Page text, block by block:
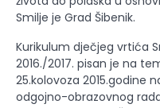
Smilje je Grad Šibenik.
Kurikulum dječjeg vrtića
2016./2017. pisan je na
25.kolovoza 2015.godine
odgojno-obrazovnog